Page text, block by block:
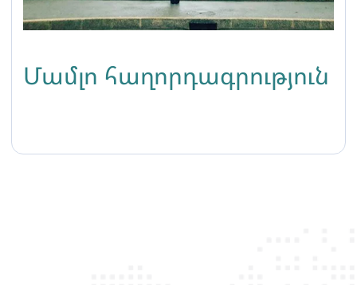
Մամլո հաղորդագրություն